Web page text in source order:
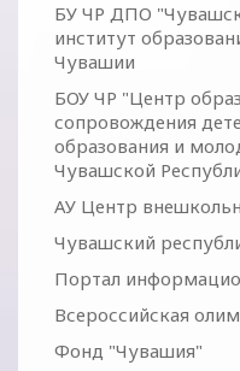
БУ ЧР ДПО
институт
Чувашии
БОУ ЧР "Центр
сопровождения
образования и
Чувашской
АУ Центр
Чувашский
Портал
Всероссийская
Фонд "Чувашия"